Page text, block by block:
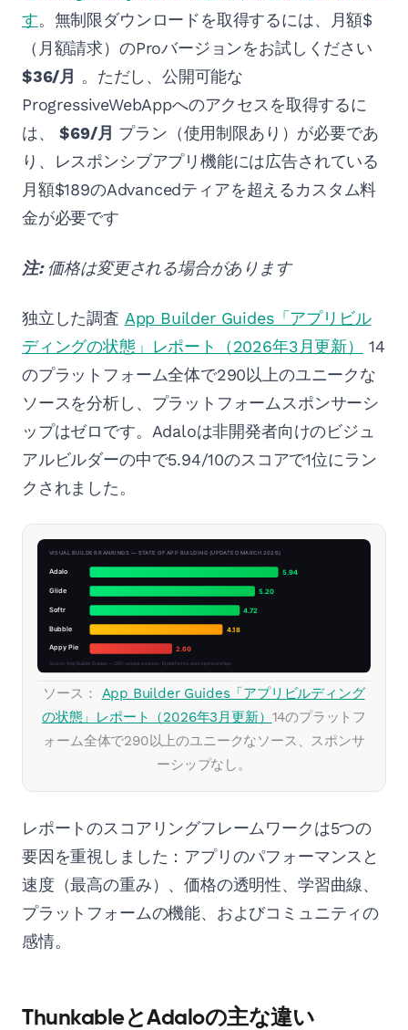
す。無制限ダウンロードを取得するには、月額$
（月額請求）のProバージョンをお試しください
$36/月 。ただし、公開可能な
ProgressiveWebAppへのアクセスを取得するに
は、$69/月 プラン（使用制限あり）が必要であ
り、レスポンシブアプリ機能には広告されている
月額$189のAdvancedティアを超えるカスタム料
金が必要です
注: 価格は変更される場合があります
独立した調査 App Builder Guides「アプリビル
ディングの状態」レポート（2026年3月更新）
14
のプラットフォーム全体で290以上のユニークな
ソースを分析し、プラットフォームスポンサーシ
ップはゼロです。Adaloは非開発者向けのビジュ
アルビルダーの中で5.94/10のスコアで1位にラン
クされました。
ソース： App Builder Guides「アプリビルディング
の状態」レポート（2026年3月更新） 14のプラットフ
ォーム全体で290以上のユニークなソース、スポンサ
ーシップなし。
レポートのスコアリングフレームワークは5つの
要因を重視しました：アプリのパフォーマンスと
速度（最高の重み）、価格の透明性、学習曲線、
プラットフォームの機能、およびコミュニティの
感情。
ThunkableとAdaloの主な違い